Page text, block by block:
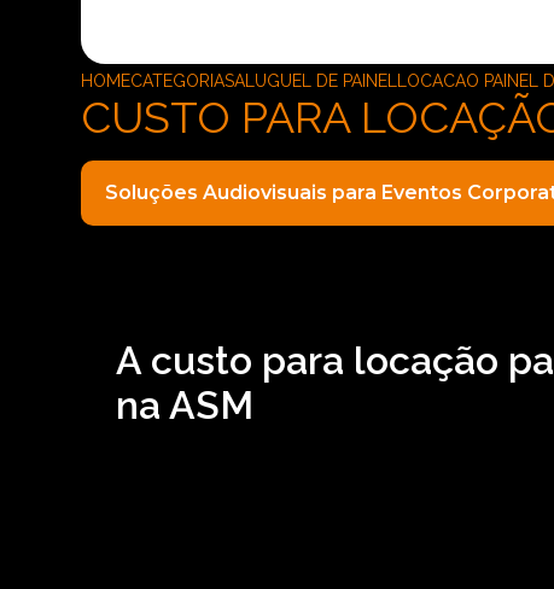
HOMECATEGORIASALUGUEL DE PAINEL LOCACAO PAINEL
CUSTO PARA
Soluções Audiovisuais para Eventos
A custo para locação
na ASM